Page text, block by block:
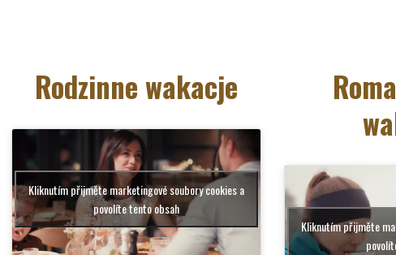
Rodzinne wakacje
Kliknutím přijměte marketingové soubory cookies a
povolíte tento obsah
Kliknutím přijměte